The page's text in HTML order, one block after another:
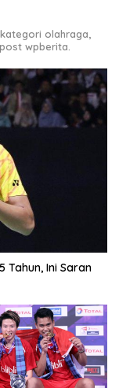
olahraga,
wpberita.
Tahun, Ini Saran